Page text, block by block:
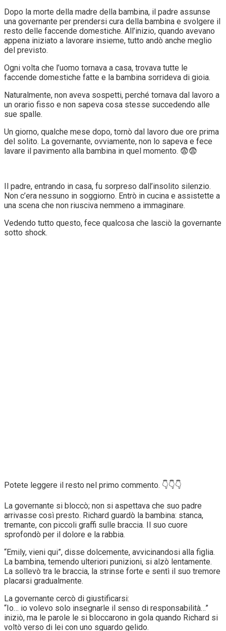
Dopo la morte della madre della bambina, il padre assunse
una governante per prendersi cura della bambina e svolgere il
resto delle faccende domestiche. All’inizio, quando avevano
appena iniziato a lavorare insieme, tutto andò anche meglio
del previsto.
Ogni volta che l’uomo tornava a casa, trovava tutte le
faccende domestiche fatte e la bambina sorrideva di gioia.
Naturalmente, non aveva sospetti, perché tornava dal lavoro a
un orario fisso e non sapeva cosa stesse succedendo alle
sue spalle.
Un giorno, qualche mese dopo, tornò dal lavoro due ore prima
del solito. La governante, ovviamente, non lo sapeva e fece
lavare il pavimento alla bambina in quel momento. 😨😨
Il padre, entrando in casa, fu sorpreso dall’insolito silenzio.
Non c’era nessuno in soggiorno. Entrò in cucina e assistette a
una scena che non riusciva nemmeno a immaginare.
Vedendo tutto questo, fece qualcosa che lasciò la governante
sotto shock.
Potete leggere il resto nel primo commento. 👇👇👇
La governante si bloccò; non si aspettava che suo padre
arrivasse così presto. Richard guardò la bambina: stanca,
tremante, con piccoli graffi sulle braccia. Il suo cuore
sprofondò per il dolore e la rabbia.
“Emily, vieni qui”, disse dolcemente, avvicinandosi alla figlia.
La bambina, temendo ulteriori punizioni, si alzò lentamente.
La sollevò tra le braccia, la strinse forte e sentì il suo tremore
placarsi gradualmente.
La governante cercò di giustificarsi:
“Io… io volevo solo insegnarle il senso di responsabilità…”
iniziò, ma le parole le si bloccarono in gola quando Richard si
voltò verso di lei con uno sguardo gelido.